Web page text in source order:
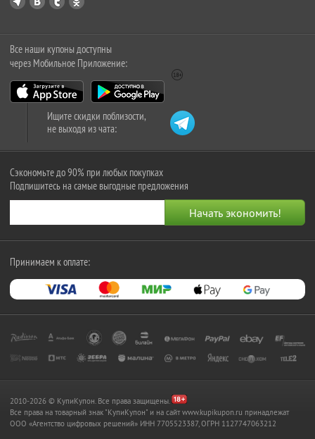
Все наши купоны доступны
через Мобильное Приложение:
Ищите скидки поблизости,
не выходя из чата:
Сэкономьте до 90% при любых покупках
Подпишитесь на самые выгодные предложения
Принимаем к оплате:
2010-2026 © КупиКупон. Все права защищены.
Все права на товарный знак "КупиКупон" и на сайт www.kupikupon.ru принадлежат
OOO «Агентство цифровых решений» ИНН 7705523387, ОГРН 1127747063212